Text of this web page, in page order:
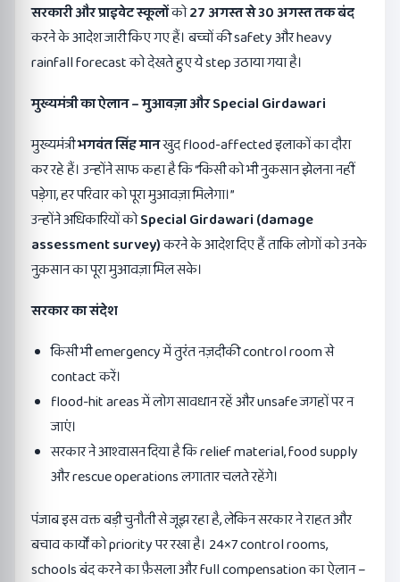
सरकारी और प्राइवेट स्कूलोंको27 अगस्त से30 अगस्त तक बंद
करने के आदेश जारी किए गए हैं। बच्चों की safety और heavy
rainfall forecast को देखते हुए ये step उठाया गया है।
मुख्यमंत्री का ऐलान–मुआवज़ा औरSpecial Girdawari
मुख्यमंत्रीभगवंत सिंह मानखुद flood-affected इलाकों का दौरा
कर रहे हैं। उन्होंने साफ कहा है कि “किसी को भी नुकसान झेलना नहीं
पड़ेगा, हर परिवार को पूरा मुआवज़ा मिलेगा।”
उन्होंने अधिकारियों कोSpecial Girdawari (damage
assessment survey)करने के आदेश दिए हैं ताकि लोगों को उनके
नुक़सान का पूरा मुआवज़ा मिल सके।
सरकार का संदेश
किसी भी emergency में तुरंत नज़दीकी control room से
contact करें।
flood-hit areas में लोग सावधान रहें और unsafe जगहों पर न
जाएं।
सरकार ने आश्वासन दिया है कि relief material, food supply
और rescue operations लगातार चलते रहेंगे।
पंजाब इस वक्त बड़ी चुनौती से जूझ रहा है, लेकिन सरकार ने राहत और
बचाव कार्यों को priority पर रखा है। 24×7 control rooms,
schools बंद करने का फ़ैसला और full compensation का ऐलान –